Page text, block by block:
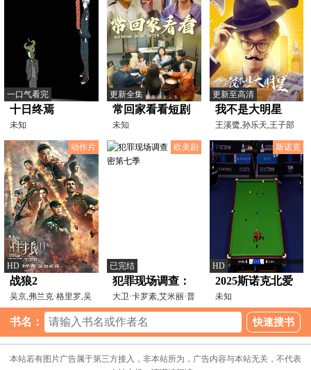
一口气看完
十日终焉
未知
更新全集
常回家看看短剧
未知
更新至高清
我不是大明星
王溪鹭,孙乐天,王子部
动作片
HD
战狼2
吴京,弗兰克·格里罗,吴
刚,张翰,卢靖姗,丁
欧美剧
已完结
犯罪现场调查：
迈阿密第七季
大卫·卡罗素,艾米丽·普
格特,亚当·罗德里
斯诺克
HD
2025斯诺克北爱
尔兰公开赛64进
32 马克·塞尔比4-
1伊安·伯恩斯
20251019
未知
书名：
本站若有图片广告属于第三方接入，非本站所为，广告内容与本站无关，不代表